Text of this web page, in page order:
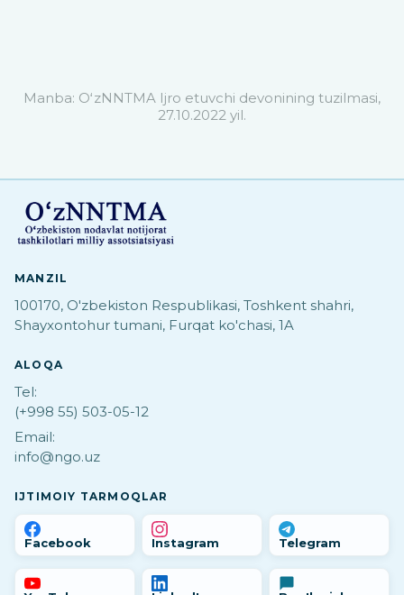
Manba: OʻzNNTMA Ijro etuvchi devonining tuzilmasi,
27.10.2022 yil.
MANZIL
100170, O'zbekiston Respublikasi, Toshkent shahri,
Shayxontohur tumani, Furqat ko'chasi, 1A
ALOQA
Tel:
(+998 55) 503-05-12
Email:
info@ngo.uz
IJTIMOIY TARMOQLAR
Facebook Instagram Telegram